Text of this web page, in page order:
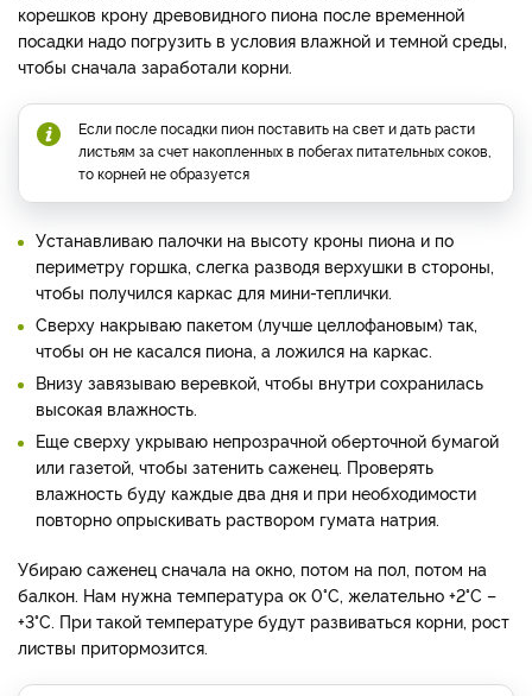
корешков крону древовидного пиона после временной
посадки надо погрузить в условия влажной и темной среды,
чтобы сначала заработали корни.
Если после посадки пион поставить на свет и дать расти
листьям за счет накопленных в побегах питательных соков,
то корней не образуется
Устанавливаю палочки на высоту кроны пиона и по
периметру горшка, слегка разводя верхушки в стороны,
чтобы получился каркас для мини-теплички.
Сверху накрываю пакетом (лучше целлофановым) так,
чтобы он не касался пиона, а ложился на каркас.
Внизу завязываю веревкой, чтобы внутри сохранилась
высокая влажность.
Еще сверху укрываю непрозрачной оберточной бумагой
или газетой, чтобы затенить саженец. Проверять
влажность буду каждые два дня и при необходимости
повторно опрыскивать раствором гумата натрия.
Убираю саженец сначала на окно, потом на пол, потом на
балкон. Нам нужна температура ок 0°C, желательно +2°C –
+3°C. При такой температуре будут развиваться корни, рост
листвы притормозится.